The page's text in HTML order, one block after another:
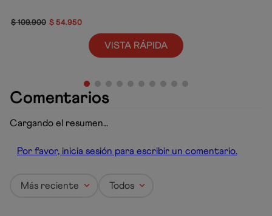
$109.900 $ 54.950
VISTA RÁPIDA
Comentarios
Cargando el resumen…
Por favor, inicia sesión para escribir un comentario.
Más reciente Todos